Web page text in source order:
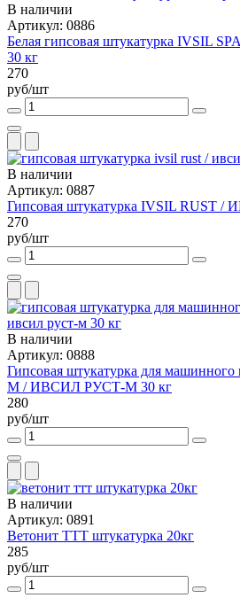
В наличии
Артикул: 0886
Белая гипсовая штукатурка IVSIL
30 кг
270
руб/шт
В наличии
Артикул: 0887
Гипсовая штукатурка IVSIL RUST
270
руб/шт
В наличии
Артикул: 0888
Гипсовая штукатурка для
M / ИВСИЛ РУСТ-М 30 кг
280
руб/шт
В наличии
Артикул: 0891
Ветонит ТТТ штукатурка 20кг
285
руб/шт